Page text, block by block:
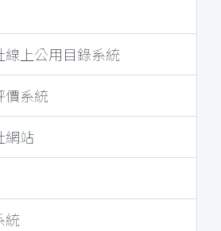
上公用目錄系統
價系統
網站
統